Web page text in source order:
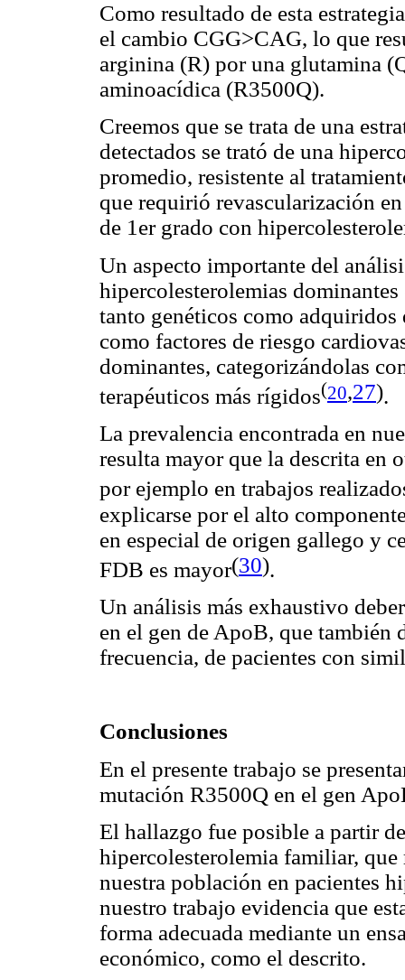
Como resultado de esta
el cambio CGG>CAG, lo que
arginina (R) por una glutamina
aminoacídica (R3500Q).
Creemos que se trata de una
detectados se trató de una
promedio, resistente al
que requirió revascularización
de 1er grado con
Un aspecto importante del
hipercolesterolemias
tanto genéticos como adquiridos
como factores de riesgo
dominantes, categorizándolas
terapéuticos más rígidos(20,27).
La prevalencia encontrada en
resulta mayor que la descrita en
por ejemplo en trabajos
explicarse por el alto
en especial de origen gallego y
FDB es mayor(30).
Un análisis más exhaustivo
en el gen de ApoB, que también
frecuencia, de pacientes con
Conclusiones
En el presente trabajo se
mutación R3500Q en el gen
El hallazgo fue posible a partir
hipercolesterolemia familiar, que
nuestra población en pacientes
nuestro trabajo evidencia que
forma adecuada mediante un
económico, como el descrito.